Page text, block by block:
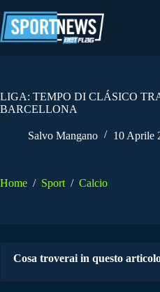
al
contenuto
LIGA: TEMPO DI CLÁSICO
BARCELLONA
Salvo Mangano 10 Aprile
Home / Sport / Calcio
Cosa troverai in questo